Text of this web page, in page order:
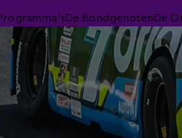
De BondgenotenDe